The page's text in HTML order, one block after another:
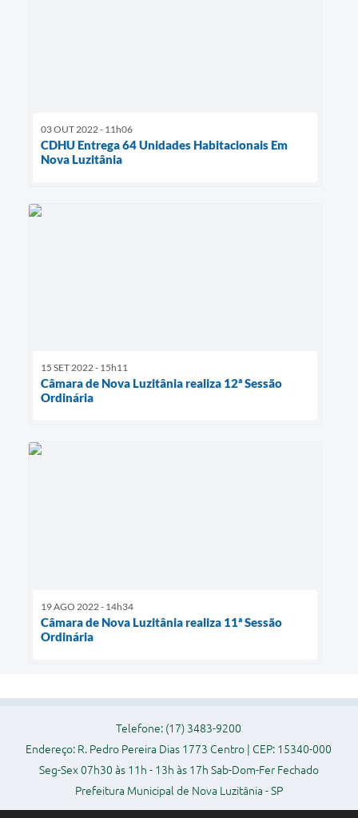
03 OUT 2022 - 11h06
CDHU Entrega 64 Unidades Habitacionais Em
Nova Luzitânia
15 SET 2022 - 15h11
Câmara de Nova Luzitânia realiza 12ª Sessão
Ordinária
19 AGO 2022 - 14h34
Câmara de Nova Luzitânia realiza 11ª Sessão
Ordinária
Telefone: (17) 3483-9200
Endereço: R. Pedro Pereira Dias 1773 Centro | CEP: 15340-000
Seg-Sex 07h30 às 11h - 13h às 17h Sab-Dom-Fer Fechado
Prefeitura Municipal de Nova Luzitânia - SP